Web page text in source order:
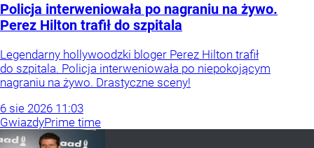
Policja interweniowała po nagraniu na żywo.
Perez Hilton trafił do szpitala
Legendarny hollywoodzki bloger Perez Hilton trafił
do szpitala. Policja interweniowała po niepokojącym
nagraniu na żywo. Drastyczne sceny!
6 sie 2026 11:03
GwiazdyPrime time